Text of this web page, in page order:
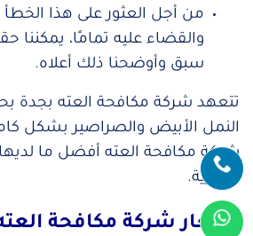
من أجل العثور على هذا الخطأ
والقضاء عليه تمامًا، يمكننا
سبق وأوضحنا ذلك أعلاه.
تتعهد شركة مكافحة العته بجدة
النمل الأبيض والصراصير بشكل
شركة مكافحة العته أفضل ما
حشرية.
أسعار شركة مكافحة